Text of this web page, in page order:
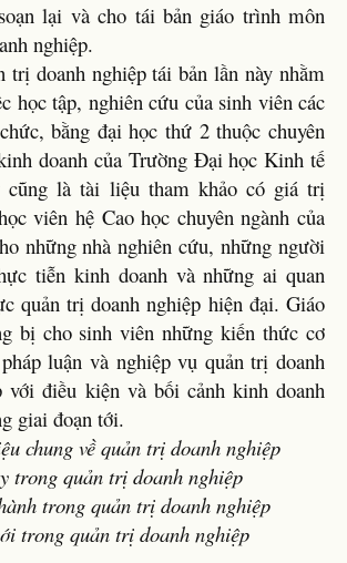
lại và cho tái bản giáo trình môn
nghiệp.
trị doanh nghiệp tái bản lần này nhằm
học tập, nghiên cứu của sinh viên các
bằng đại học thứ 2 thuộc chuyên
doanh của Trường Đại học Kinh tế
cũng là tài liệu tham khảo có giá trị
viên hệ Cao học chuyên ngành của
những nhà nghiên cứu, những người
tiễn kinh doanh và những ai quan
quản trị doanh nghiệp hiện đại. Giáo
bị cho sinh viên những kiến thức cơ
luận và nghiệp vụ quản trị doanh
với điều kiện và bối cảnh kinh doanh
giai đoạn tới.
chung về quản trị doanh nghiệp
trong quản trị doanh nghiệp
trong quản trị doanh nghiệp
trong quản trị doanh nghiệp